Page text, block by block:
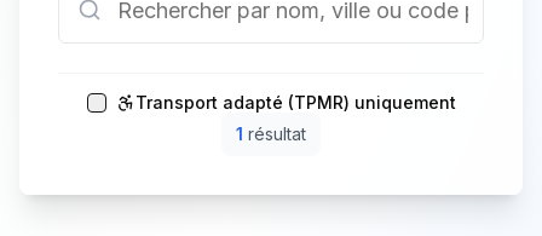
Transport adapté (TPMR) uniquement
1 résultat